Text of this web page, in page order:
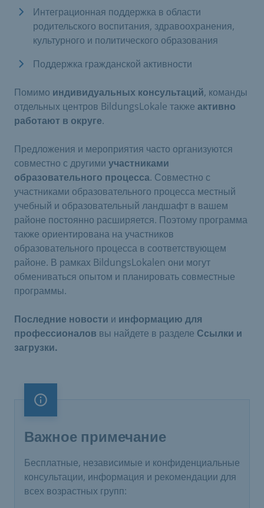
Интеграционная поддержка в области
родительского воспитания, здравоохранения,
культурного и политического образования
Поддержка гражданской активности
Помимо индивидуальных консультаций, команды
отдельных центров BildungsLokale также активно
работают в округе.
Предложения и мероприятия часто организуются
совместно с другими участниками
образовательного процесса. Совместно с
участниками образовательного процесса местный
учебный и образовательный ландшафт в вашем
районе постоянно расширяется. Поэтому программа
также ориентирована на участников
образовательного процесса в соответствующем
районе. В рамках BildungsLokalen они могут
обмениваться опытом и планировать совместные
программы.
Последние новости и информацию для
профессионалов вы найдете в разделе Ссылки и
загрузки.
Важное примечание
Важное примечание
Бесплатные, независимые и конфиденциальные
консультации, информация и рекомендации для
всех возрастных групп: